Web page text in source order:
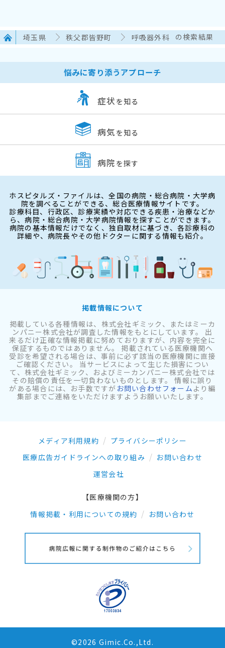
埼玉県 秩父郡皆野町 呼吸器外科 の検索結果
悩みに寄り添うアプローチ
症状 を知る
病気 を知る
病院 を探す
ホスピタルズ・ファイルは、全国の病院・総合病院・大学病
院を調べることができる、総合医療情報サイトです。
診療科目、行政区、診療実績や対応できる疾患・治療などか
ら、病院・総合病院・大学病院情報を探すことができます。
病院の基本情報だけでなく、独自取材に基づき、各診療科の
詳細や、病院長やその他ドクターに関する情報も紹介。
掲載情報について
掲載している各種情報は、株式会社ギミック、またはミーカ
ンパニー株式会社が調査した情報をもとにしています。 出
来るだけ正確な情報掲載に努めておりますが、内容を完全に
保証するものではありません。 掲載されている医療機関へ
受診を希望される場合は、事前に必ず該当の医療機関に直接
ご確認ください。 当サービスによって生じた損害につい
て、株式会社ギミック、およびミーカンパニー株式会社では
その賠償の責任を一切負わないものとします。 情報に誤り
がある場合には、お手数ですが お問い合わせフォーム より編
集部までご連絡をいただけますようお願いいたします。
メディア利用規約
プライバシーポリシー
医療広告ガイドラインへの取り組み
お問い合わせ
運営会社
【医療機関の方】
情報掲載・利用についての規約
お問い合わせ
©2026 Gimic.Co.,Ltd.